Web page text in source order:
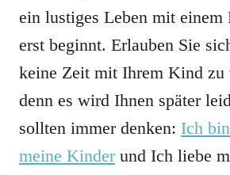
ein lustiges Leben mit einem
erst beginnt. Erlauben Sie
keine Zeit mit Ihrem Kind zu
denn es wird Ihnen später
sollten immer denken: Ich
meine Kinderund Ich liebe